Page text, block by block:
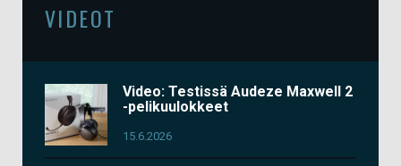
VIDEOT
Video: Testissä Audeze Maxwell 2
-pelikuulokkeet
15.6.2026